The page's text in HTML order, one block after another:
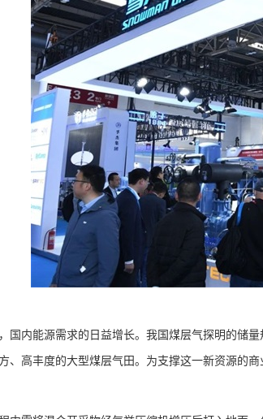
国内能源需求的日益增长。我国煤层气探明的储
、高丰度的大型煤层气田。为支撑这一新资源